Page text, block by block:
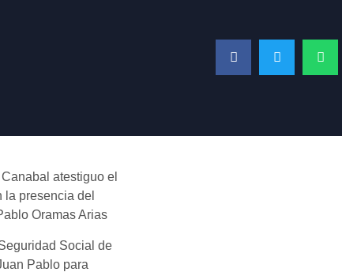
atestiguo el
presencia del
Oramas Arias
Social de
Pablo para